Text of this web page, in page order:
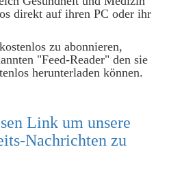
direkt auf ihren PC oder ihr
zu abonnieren,
"Feed-Reader" den sie
herunterladen können.
Link um unsere
Nachrichten zu